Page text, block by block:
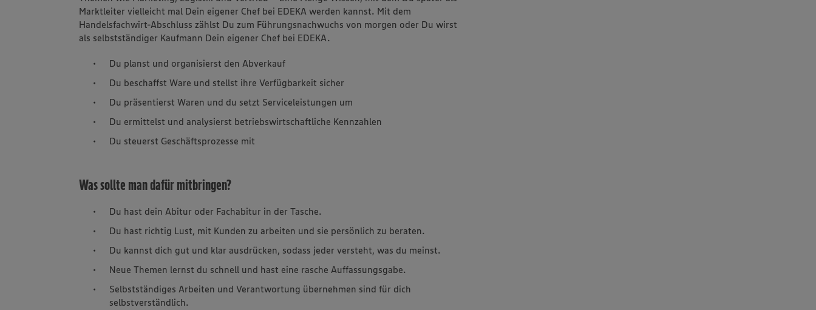
Marktleiter vielleicht mal Dein eigener Chef bei EDEKA werden kannst. Mit dem
Handelsfachwirt-Abschluss zählst Du zum Führungsnachwuchs von morgen oder Du wirst
als selbstständiger Kaufmann Dein eigener Chef bei EDEKA.
Du planst und organisierst den Abverkauf
Du beschaffst Ware und stellst ihre Verfügbarkeit sicher
Du präsentierst Waren und du setzt Serviceleistungen um
Du ermittelst und analysierst betriebswirtschaftliche Kennzahlen
Du steuerst Geschäftsprozesse mit
Was sollte man dafür mitbringen?
Du hast dein Abitur oder Fachabitur in der Tasche.
Du hast richtig Lust, mit Kunden zu arbeiten und sie persönlich zu beraten.
Du kannst dich gut und klar ausdrücken, sodass jeder versteht, was du meinst.
Neue Themen lernst du schnell und hast eine rasche Auffassungsgabe.
Selbstständiges Arbeiten und Verantwortung übernehmen sind für dich
selbstverständlich.